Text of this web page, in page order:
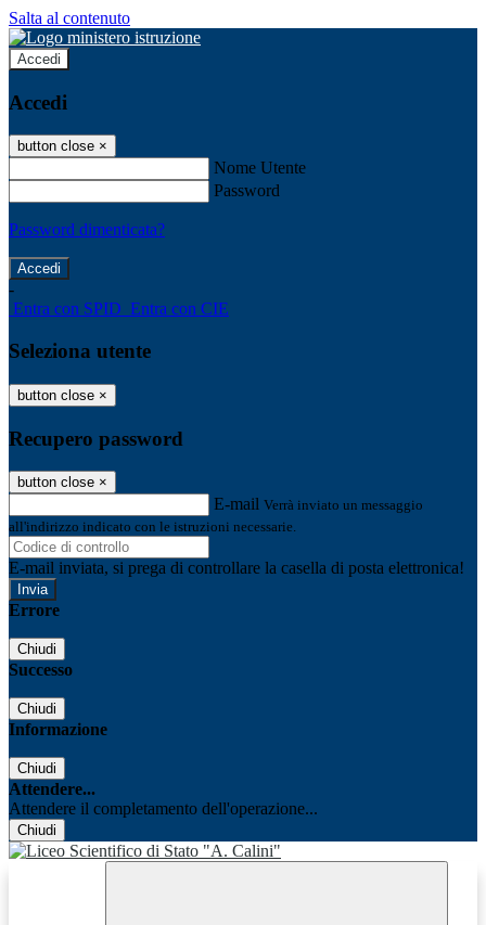
Salta al contenuto
Accedi
Accedi
button close ×
Nome Utente
Password
Password dimenticata?
-
Entra con SPID Entra con CIE
Seleziona utente
button close ×
Recupero password
button close ×
E-mail Verrà inviato un messaggio
all'indirizzo indicato con le istruzioni necessarie.
E-mail inviata, si prega di controllare la casella di posta elettronica!
Errore
Chiudi
Successo
Chiudi
Informazione
Chiudi
Attendere...
Attendere il completamento dell'operazione...
Chiudi